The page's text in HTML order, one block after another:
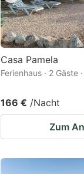
Casa Pamela
Ferienhaus · 2 Gäste
166 € /Nacht
Zum